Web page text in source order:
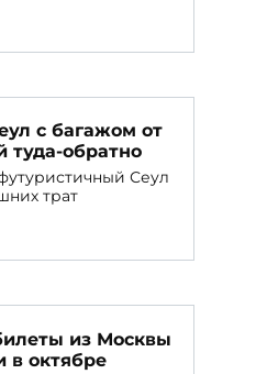
с багажом от
туда-обратно
Сеул
трат
из Москвы
в октябре